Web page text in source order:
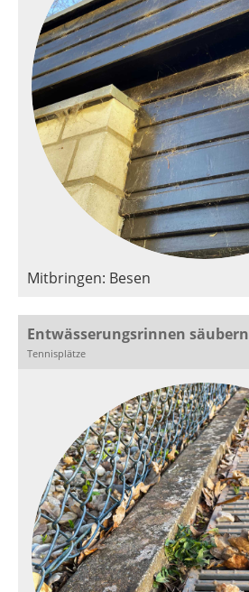
Mitbringen: Besen
Entwässerungsrinnen säubern
Tennisplätze